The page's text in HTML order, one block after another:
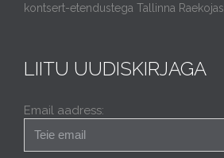
kontsert-etendustega Tallinna Raekojas
LIITU UUDISKIRJAGA
Email aadress: